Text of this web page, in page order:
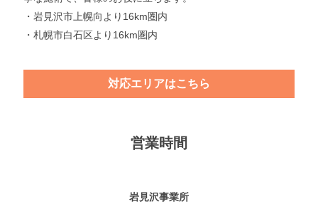
・岩見沢市上幌向より16km圏内
・札幌市白石区より16km圏内
対応エリアはこちら
営業時間
岩見沢事業所